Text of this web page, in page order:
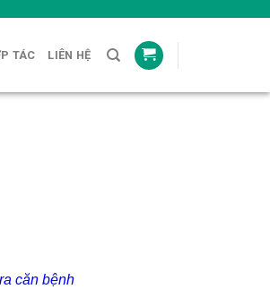
TÁC LIÊN HỆ
căn bệnh